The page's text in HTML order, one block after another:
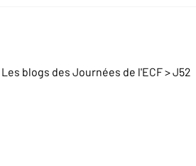
Les blogs des Journées de l'ECF>J52